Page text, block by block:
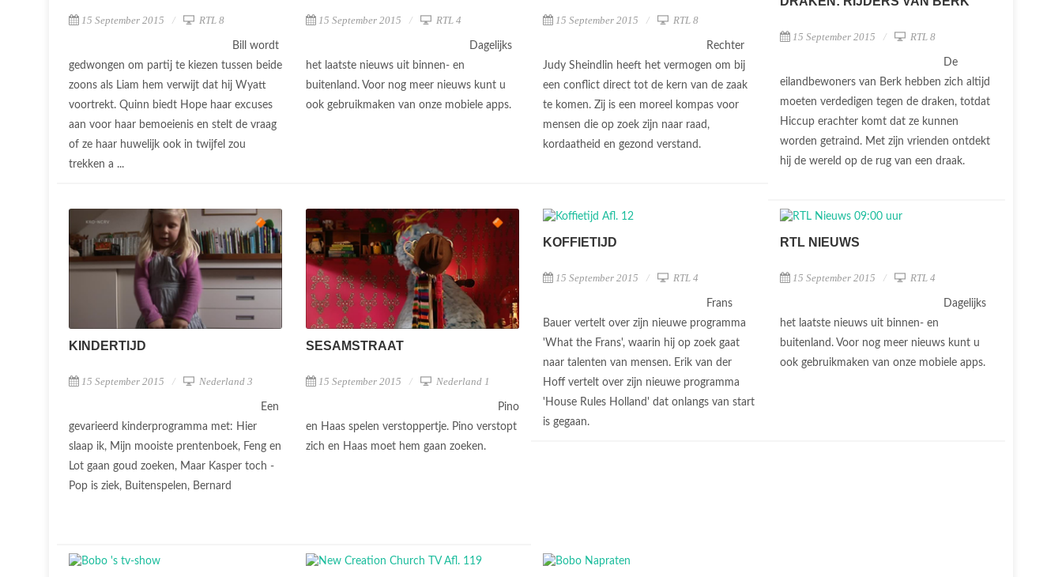
15 September 2015 RTL 8
Bill wordt
gedwongen om partij te kiezen tussen beide
zoons als Liam hem verwijt dat hij Wyatt
voortrekt. Quinn biedt Hope haar excuses
aan voor haar bemoeienis en stelt de vraag
of ze haar huwelijk ook in twijfel zou
trekken a ...
15 September 2015 RTL 4
Dagelijks
het laatste nieuws uit binnen- en
buitenland. Voor nog meer nieuws kunt u
ook gebruikmaken van onze mobiele apps.
15 September 2015 RTL 8
Rechter
Judy Sheindlin heeft het vermogen om bij
een conflict direct tot de kern van de zaak
te komen. Zij is een moreel kompas voor
mensen die op zoek zijn naar raad,
kordaatheid en gezond verstand.
15 September 2015 RTL 8
De
eilandbewoners van Berk hebben zich altijd
moeten verdedigen tegen de draken, totdat
Hiccup erachter komt dat ze kunnen
worden getraind. Met zijn vrienden ontdekt
hij de wereld op de rug van een draak.
KINDERTIJD
15 September 2015 Nederland 3
Een
gevarieerd kinderprogramma met: Hier
slaap ik, Mijn mooiste prentenboek, Feng en
Lot gaan goud zoeken, Maar Kasper toch -
Pop is ziek, Buitenspelen, Bernard
SESAMSTRAAT
15 September 2015 Nederland 1
Pino
en Haas spelen verstoppertje. Pino verstopt
zich en Haas moet hem gaan zoeken.
KOFFIETIJD
15 September 2015 RTL 4
Frans
Bauer vertelt over zijn nieuwe programma
'What the Frans', waarin hij op zoek gaat
naar talenten van mensen. Erik van der
Hoff vertelt over zijn nieuwe programma
'House Rules Holland' dat onlangs van start
is gegaan.
RTL NIEUWS
15 September 2015 RTL 4
Dagelijks
het laatste nieuws uit binnen- en
buitenland. Voor nog meer nieuws kunt u
ook gebruikmaken van onze mobiele apps.